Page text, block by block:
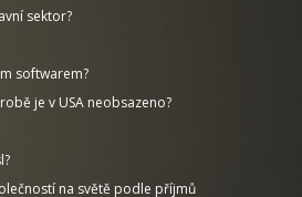
sektor?
softwarem?
je v USA neobsazeno?
na světě podle příjmů